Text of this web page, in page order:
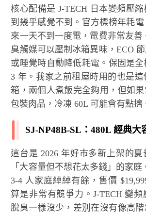
核心配備是 J-TECH 日本變頻壓
到幾乎感覺不到。官方標榜年耗電
來一天不到一度電，電費非常友善
臭觸媒可以壓制冰箱異味，ECO
或睡覺時自動降低耗電。保固是
3 年。我家之前租屋時用的也是
箱，兩個人煮飯完全夠用，但如
包裝肉品，冷凍 60L 可能會有點擠
SJ-NP48B-SL：480L 經典大
這台是 2026 年好市多新上架的
「大容量但不想花太多錢」的家庭
3-4 人家庭綽綽有餘，售價
算是非常有競爭力。J-TECH 變
脫臭一樣沒少，差別在沒有像高